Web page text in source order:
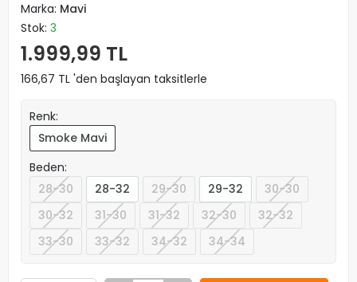
Marka: Mavi
Stok: 3
1.999,99 TL
166,67 TL 'den başlayan taksitlerle
Renk:
Smoke Mavi
Beden:
28-30
28-32 29-30 29-32
30-30
30-32
31-30 31-32 32-30
32-32
33-30
33-32 34-32 34-34